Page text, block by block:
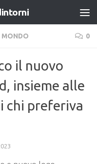
MONDO 0
il nuovo
insieme alle
chi preferiva